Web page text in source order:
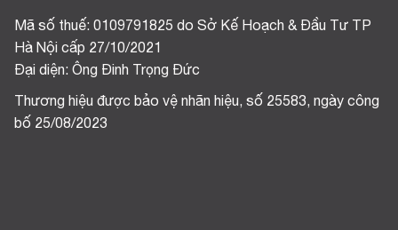
Mã số thuế: 0109791825 do Sở Kế Hoạch & Đầu Tư TP
Hà Nội cấp 27/10/2021
Đại diện: Ông Đinh Trọng Đức
Thương hiệu được bảo vệ nhãn hiệu, số 25583, ngày công
bố 25/08/2023